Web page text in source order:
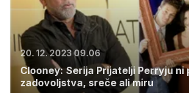
20. 12. 2023 09.06
Clooney: Serija Prijatelji Perryju ni
zadovoljstva, sreče ali miru